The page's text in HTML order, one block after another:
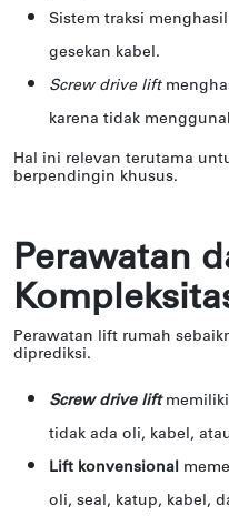
Sistem traksi
gesekan kabel.
Screw drive lift
karena tidak
Hal ini relevan terutama
berpendingin khusus.
Perawatan
Perawatan lift rumah
diprediksi.
Screw drive liftmemiliki
tidak ada oli, kabel,
Lift konvensional
oli, seal, katup, kabel,